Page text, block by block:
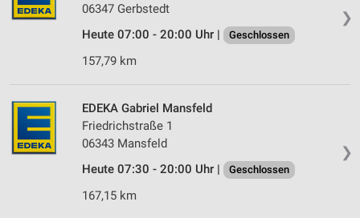
❯
06347 Gerbstedt
Heute 07:00 - 20:00 Uhr |
Geschlossen
157,79 km
❯
EDEKA Gabriel Mansfeld
Friedrichstraße 1
06343 Mansfeld
Heute 07:30 - 20:00 Uhr |
Geschlossen
167,15 km